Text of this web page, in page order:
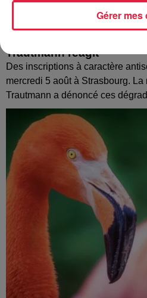
Trautmann réagit
Des inscriptions à caractère
mercredi 5 août à Strasbourg. La
Trautmann a dénoncé ces
Gérer mes